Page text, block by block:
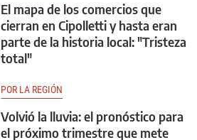
El mapa de los comercios que
cierran en Cipolletti y hasta eran
parte de la historia local: "Tristeza
total"
POR LA REGIÓN
Volvió la lluvia: el pronóstico para
el próximo trimestre que mete